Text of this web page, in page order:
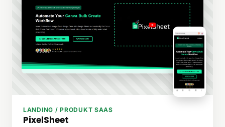
LANDING / PRODUKT SAAS
PixelSheet